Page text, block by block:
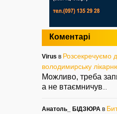
Коментарі
Virus в Розсекречуємо
володимирську
Можливо, треба
а не втаємничув
Анатоль_ БІДЗЮРА в